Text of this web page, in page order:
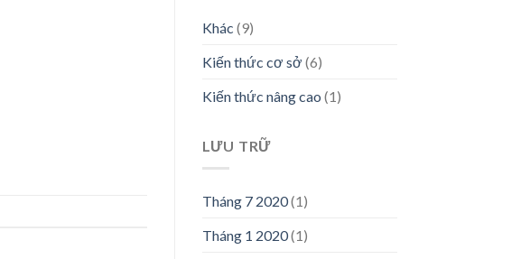
Khác (9)
Kiến thức cơ sở (6)
Kiến thức nâng cao (1)
LƯU TRỮ
Tháng 7 2020(1)
Tháng 1 2020(1)